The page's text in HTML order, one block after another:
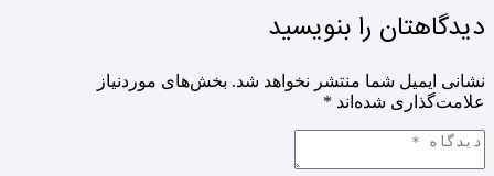
دیدگاهتان را بنویسید
نشانی ایمیل شما منتشر نخواهد شد. بخش‌های موردنیاز
علامت‌گذاری شده‌اند *